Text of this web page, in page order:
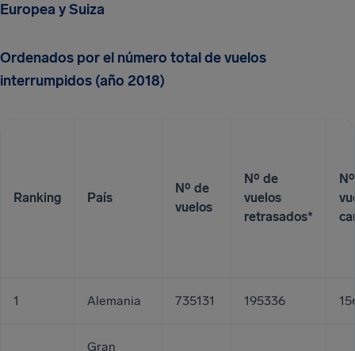
Europea y Suiza
Ordenados por el número total de vuelos
interrumpidos (año 2018)
Ranking País
Nº de
vuelos
Nº de
vuelos
retrasados*
1 Alemania 735131 195336
Gran